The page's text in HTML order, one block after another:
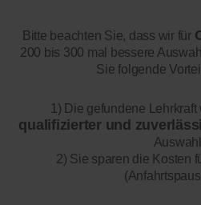
Bitte beachten Sie, dass wir für
200 bis 300 mal bessere
Sie folgende
1) Die gefundene
qualifizierter und
2) Sie sparen die Kosten